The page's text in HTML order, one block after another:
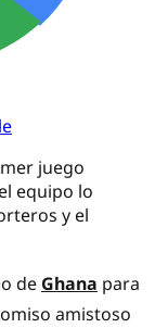
juego
equipo lo
y el
de Ghana para
amistoso